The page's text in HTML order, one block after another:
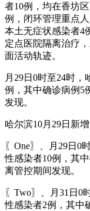
者10例，均在香坊
例，闭环管理重点
本土无症状感染者4
定点医院隔离治疗
面活动轨迹。
月29日0时至24时
例，其中确诊病例5
发现。
哈尔滨10月29日新
〖One〗、月29日0
性感染者10例，其
离管控期间发现。
〖Two〗、月31日0
性感染者2例，其中